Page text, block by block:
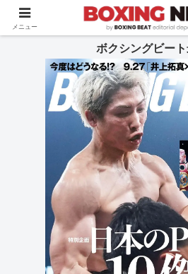
BOXING BEAT [ボクシング・ビ
ボクシングビー
メニュー